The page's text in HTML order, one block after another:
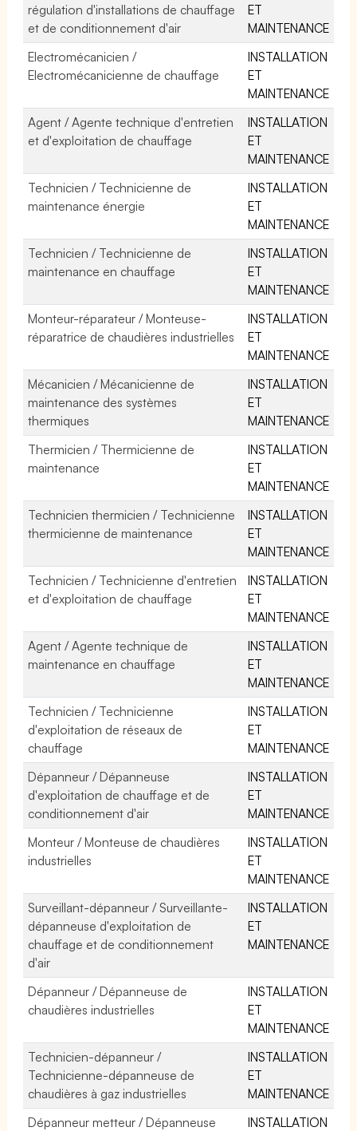
régulation d'installations de chauffage
et de conditionnement d'air
ET
MAINTENANCE
Electromécanicien /
Electromécanicienne de chauffage
INSTALLATION
ET
MAINTENANCE
Agent / Agente technique d'entretien
et d'exploitation de chauffage
INSTALLATION
ET
MAINTENANCE
Technicien / Technicienne de
maintenance énergie
INSTALLATION
ET
MAINTENANCE
Technicien / Technicienne de
maintenance en chauffage
INSTALLATION
ET
MAINTENANCE
Monteur-réparateur / Monteuse-
réparatrice de chaudières industrielles
INSTALLATION
ET
MAINTENANCE
Mécanicien / Mécanicienne de
maintenance des systèmes
thermiques
INSTALLATION
ET
MAINTENANCE
Thermicien / Thermicienne de
maintenance
INSTALLATION
ET
MAINTENANCE
Technicien thermicien / Technicienne
thermicienne de maintenance
INSTALLATION
ET
MAINTENANCE
Technicien / Technicienne d'entretien
et d'exploitation de chauffage
INSTALLATION
ET
MAINTENANCE
Agent / Agente technique de
maintenance en chauffage
INSTALLATION
ET
MAINTENANCE
Technicien / Technicienne
d'exploitation de réseaux de
chauffage
INSTALLATION
ET
MAINTENANCE
Dépanneur / Dépanneuse
d'exploitation de chauffage et de
conditionnement d'air
INSTALLATION
ET
MAINTENANCE
Monteur / Monteuse de chaudières
industrielles
INSTALLATION
ET
MAINTENANCE
Surveillant-dépanneur / Surveillante-
dépanneuse d'exploitation de
chauffage et de conditionnement
d'air
INSTALLATION
ET
MAINTENANCE
Dépanneur / Dépanneuse de
chaudières industrielles
INSTALLATION
ET
MAINTENANCE
Technicien-dépanneur /
Technicienne-dépanneuse de
chaudières à gaz industrielles
INSTALLATION
ET
MAINTENANCE
Dépanneur metteur / Dépanneuse
INSTALLATION